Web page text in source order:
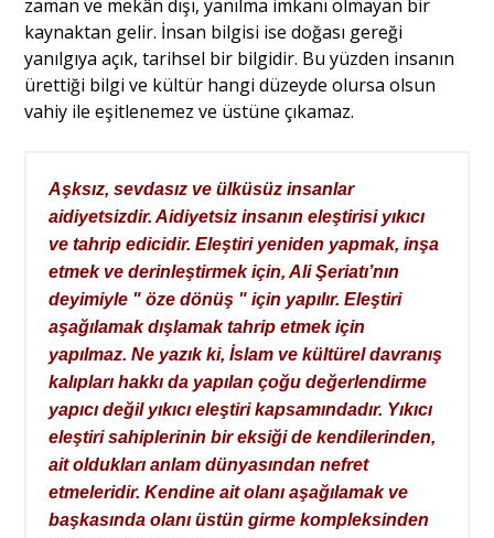
zaman ve mekân dışı, yanılma imkanı olmayan bir
kaynaktan gelir. İnsan bilgisi ise doğası gereği
yanılgıya açık, tarihsel bir bilgidir. Bu yüzden insanın
ürettiği bilgi ve kültür hangi düzeyde olursa olsun
vahiy ile eşitlenemez ve üstüne çıkamaz.
Aşksız, sevdasız ve ülküsüz insanlar
aidiyetsizdir. Aidiyetsiz insanın eleştirisi yıkıcı
ve tahrip edicidir. Eleştiri yeniden yapmak, inşa
etmek ve derinleştirmek için, Ali Şeriatı’nın
deyimiyle " öze dönüş " için yapılır. Eleştiri
aşağılamak dışlamak tahrip etmek için
yapılmaz. Ne yazık ki, İslam ve kültürel davranış
kalıpları hakkı da yapılan çoğu değerlendirme
yapıcı değil yıkıcı eleştiri kapsamındadır. Yıkıcı
eleştiri sahiplerinin bir eksiği de kendilerinden,
ait oldukları anlam dünyasından nefret
etmeleridir. Kendine ait olanı aşağılamak ve
başkasında olanı üstün girme kompleksinden